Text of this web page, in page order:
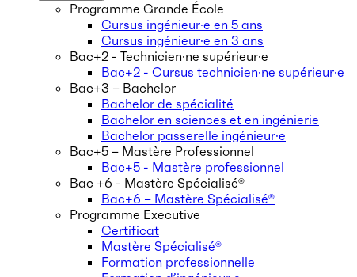
Programme Grande École
Cursus ingénieur·e en 5 ans
Cursus ingénieur·e en 3 ans
Bac+2 - Technicien·ne supérieur·e
Bac+2 - Cursus technicien·ne supérieur·e
Bac+3 – Bachelor
Bachelor de spécialité
Bachelor en sciences et en ingénierie
Bachelor passerelle ingénieur·e
Bac+5 – Mastère Professionnel
Bac+5 - Mastère professionnel
Bac +6 - Mastère Spécialisé®
Bac+6 – Mastère Spécialisé®
Programme Executive
Certificat
Mastère Spécialisé®
Formation professionnelle